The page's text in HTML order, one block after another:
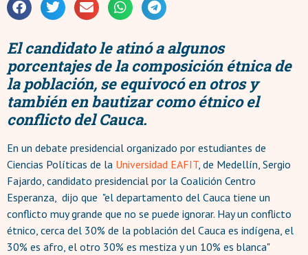
El candidato le atinó a algunos
porcentajes de la composición étnica de
la población, se equivocó en otros y
también en bautizar como étnico el
conflicto del Cauca.
En un debate presidencial organizado por estudiantes de
Ciencias Políticas de la Universidad EAFIT, de Medellín, Sergio
Fajardo, candidato presidencial por la Coalición Centro
Esperanza, dijo que "el departamento del Cauca tiene un
conflicto muy grande que no se puede ignorar. Hay un conflicto
étnico, cerca del 30% de la población del Cauca es indígena, el
30% es afro, el otro 30% es mestiza y un 10% es blanca"